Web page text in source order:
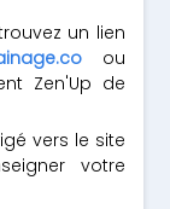
un lien
ou
Zen'Up de
vers le site
votre